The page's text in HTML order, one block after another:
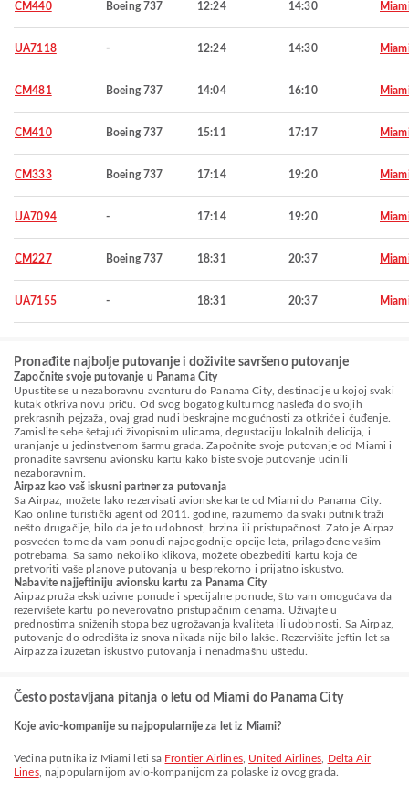
CM440 Boeing 737 12:24 14:30
UA7118 - 12:24 14:30
CM481 Boeing 737 14:04 16:10
CM410 Boeing 737 15:11 17:17
CM333 Boeing 737 17:14 19:20
UA7094 - 17:14 19:20
CM227 Boeing 737 18:31 20:37
UA7155 - 18:31 20:37
Pronađite najbolje putovanje i doživite savršeno putovanje
Započnite svoje putovanje u Panama City
Upustite se u nezaboravnu avanturu do Panama City, destinacije u kojoj svaki
kutak otkriva novu priču. Od svog bogatog kulturnog nasleđa do svojih
prekrasnih pejzaža, ovaj grad nudi beskrajne mogućnosti za otkriće i čuđenje.
Zamislite sebe šetajući živopisnim ulicama, degustaciju lokalnih delicija, i
uranjanje u jedinstvenom šarmu grada. Započnite svoje putovanje od Miami i
pronađite savršenu avionsku kartu kako biste svoje putovanje učinili
nezaboravnim.
Airpaz kao vaš iskusni partner za putovanja
Sa Airpaz, možete lako rezervisati avionske karte od Miami do Panama City.
Kao online turistički agent od 2011. godine, razumemo da svaki putnik traži
nešto drugačije, bilo da je to udobnost, brzina ili pristupačnost. Zato je Airpaz
posvećen tome da vam ponudi najpogodnije opcije leta, prilagođene vašim
potrebama. Sa samo nekoliko klikova, možete obezbediti kartu koja će
pretvoriti vaše planove putovanja u besprekorno i prijatno iskustvo.
Nabavite najjeftiniju avionsku kartu za Panama City
Airpaz pruža ekskluzivne ponude i specijalne ponude, što vam omogućava da
rezervišete kartu po neverovatno pristupačnim cenama. Uživajte u
prednostima sniženih stopa bez ugrožavanja kvaliteta ili udobnosti. Sa Airpaz,
putovanje do odredišta iz snova nikada nije bilo lakše. Rezervišite jeftin let sa
Airpaz za izuzetan iskustvo putovanja i nenadmašnu uštedu.
Često postavljana pitanja o letu od Miami do Panama City
Koje avio-kompanije su najpopularnije za let iz Miami?
Većina putnika iz Miami leti sa Frontier Airlines, United Airlines
Delta Air
Lines, najpopularnijom avio-kompanijom za polaske iz ovog grada.